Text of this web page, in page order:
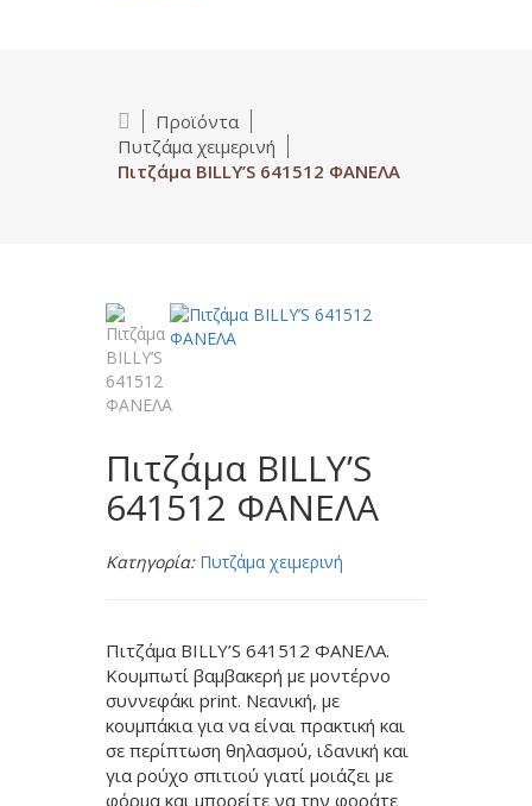
Προϊόντα
Πυτζάμα χειμερινή
Πιτζάμα BILLY’S 641512 ΦΑΝΕΛΑ
Πιτζάμα BILLY’S
641512 ΦΑΝΕΛΑ
Κατηγορία: Πυτζάμα χειμερινή
Πιτζάμα BILLY’S 641512 ΦΑΝΕΛΑ.
Κουμπωτί βαμβακερή με μοντέρνο
συννεφάκι print. Νεανική, με
κουμπάκια για να είναι πρακτική και
σε περίπτωση θηλασμού, ιδανική και
για ρούχο σπιτιού γιατί μοιάζει με
φόρμα και μπορείτε να την φοράτε